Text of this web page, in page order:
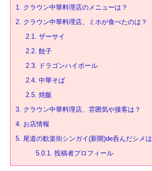
1. クラウン中華料理店のメニューは？
2. クラウン中華料理店、ミホが食べたのは？
2.1. ザーサイ
2.2. 餃子
2.3. ドラゴンハイボール
2.4. 中華そば
2.5. 焼飯
3. クラウン中華料理店、雰囲気や接客は？
4. お店情報
5. 尾道の歓楽街シンガイ(新開)de呑んだシメは
5.0.1. 投稿者プロフィール